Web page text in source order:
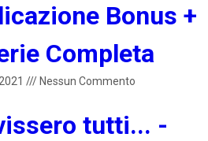
Bonus +
Completa
/// Nessun Commento
tutti... -